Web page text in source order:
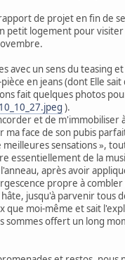
de projet en fin de
petit logement pour
avec un sens du
en jeans (dont Elle
fait quelques photos
).
et de m'immobiliser
face de son pubis
sensations »,
essentiellement de la
après avoir
propre à
jusqu'à parvenir
moi-même et sait
offert un long